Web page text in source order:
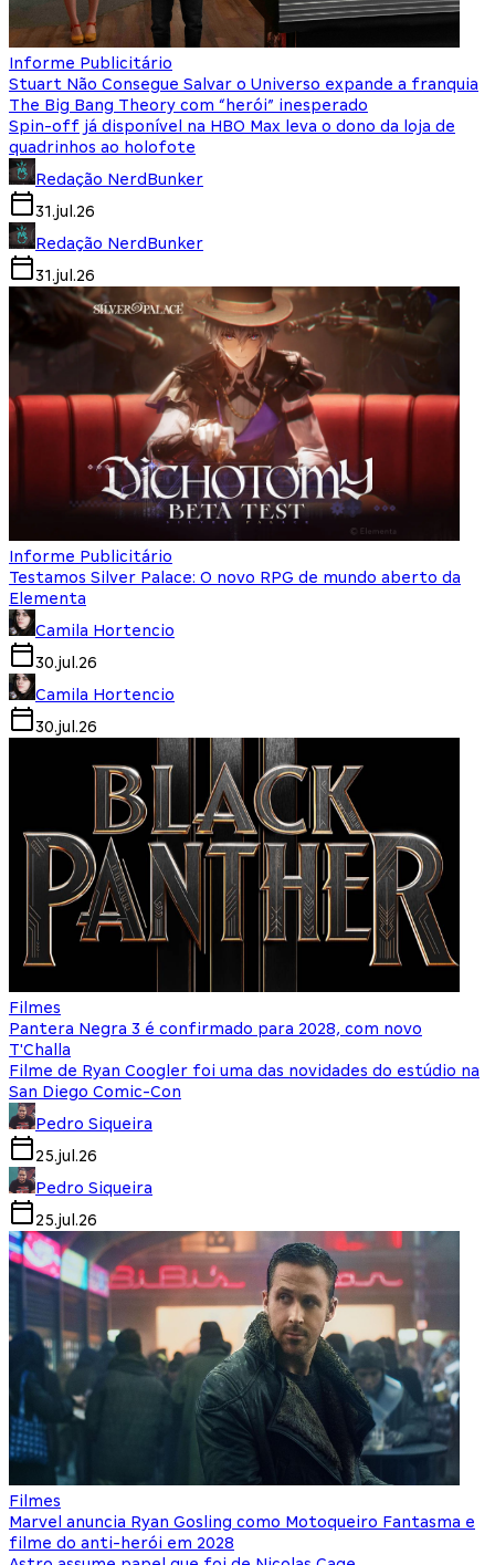
Informe Publicitário
Stuart Não Consegue Salvar o Universo expande a franquia
The Big Bang Theory com “herói” inesperado
Spin-off já disponível na HBO Max leva o dono da loja de
quadrinhos ao holofote
Redação NerdBunker
31.jul.26
Redação NerdBunker
31.jul.26
Informe Publicitário
Testamos Silver Palace: O novo RPG de mundo aberto da
Elementa
Camila Hortencio
30.jul.26
Camila Hortencio
30.jul.26
Filmes
Pantera Negra 3 é confirmado para 2028, com novo
T'Challa
Filme de Ryan Coogler foi uma das novidades do estúdio na
San Diego Comic-Con
Pedro Siqueira
25.jul.26
Pedro Siqueira
25.jul.26
Filmes
Marvel anuncia Ryan Gosling como Motoqueiro Fantasma e
filme do anti-herói em 2028